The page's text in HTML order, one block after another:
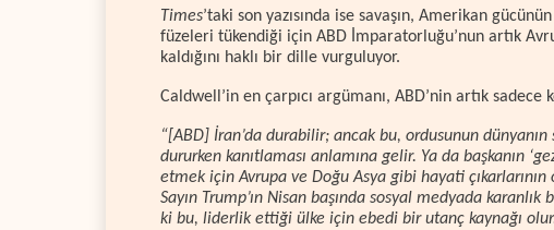
Times’taki son yazısında ise savaşın, Amerikan
füzeleri tükendiği için ABD İmparatorluğu’nun artık
kaldığını haklı bir dille vurguluyor.
Caldwell’in en çarpıcı argümanı, ABD’nin artık sadece
“[ABD] İran’da durabilir; ancak bu, ordusunun
dururken kanıtlaması anlamına gelir. Ya da başkanın
etmek için Avrupa ve Doğu Asya gibi hayati
Sayın Trump’ın Nisan başında sosyal medyada
ki bu, liderlik ettiği ülke için ebedi bir utanç kaynağı